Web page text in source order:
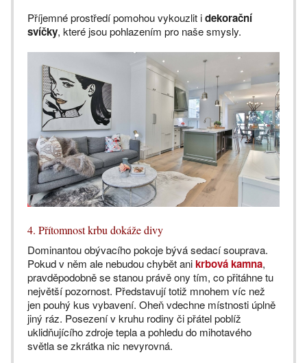
Příjemné prostředí pomohou vykouzlit idekorační
svíčky, které jsou pohlazením pro naše smysly.
4. Přítomnost krbu dokáže divy
Dominantou obývacího pokoje bývá sedací souprava.
Pokud v něm ale nebudou chybět anikrbová kamna,
pravděpodobně se stanou právě ony tím, co přitáhne tu
největší pozornost. Představují totiž mnohem víc než
jen pouhý kus vybavení. Oheň vdechne místnosti úplně
jiný ráz. Posezení v kruhu rodiny či přátel poblíž
uklidňujícího zdroje tepla a pohledu do mihotavého
světla se zkrátka nic nevyrovná.